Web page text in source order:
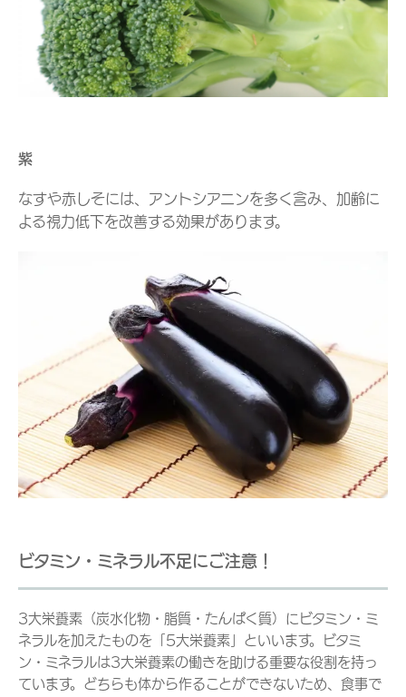
紫
なすや赤しそには、アントシアニンを多く含み、加齢に
よる視力低下を改善する効果があります。
ビタミン・ミネラル不足にご注意！
3大栄養素（炭水化物・脂質・たんぱく質）にビタミン・ミ
ネラルを加えたものを「5大栄養素」といいます。ビタミ
ン・ミネラルは3大栄養素の働きを助ける重要な役割を持っ
ています。どちらも体から作ることができないため、食事で